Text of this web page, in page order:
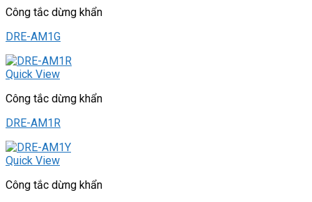
Công tắc dừng khẩn
DRE-AM1G
Quick View
Công tắc dừng khẩn
DRE-AM1R
Quick View
Công tắc dừng khẩn